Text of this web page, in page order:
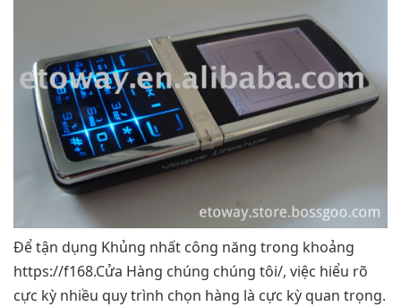
Để tận dụng Khủng nhất công năng trong khoảng
https://f168.Cửa Hàng chúng chúng tôi/, việc hiểu rõ
cực kỳ nhiều quy trình chọn hàng là cực kỳ quan trọng.